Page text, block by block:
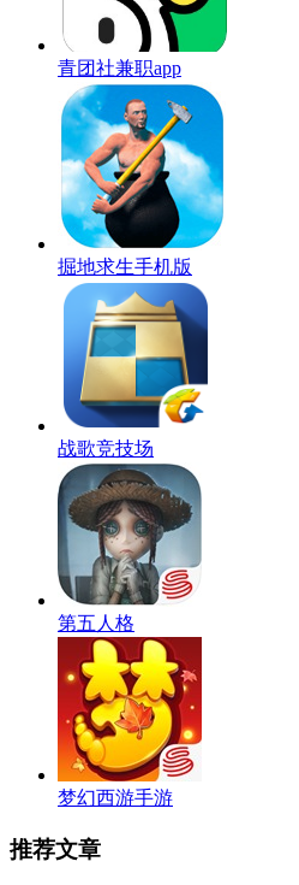
青团社兼职app
掘地求生手机版
战歌竞技场
第五人格
梦幻西游手游
推荐文章